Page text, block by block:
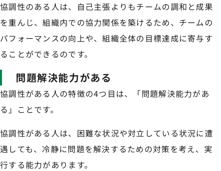
協調性のある人は、自己主張よりもチームの調和と成果
を重んじ、組織内での協力関係を築けるため、チームの
パフォーマンスの向上や、組織全体の目標達成に寄与す
ることができるのです。
問題解決能力がある
協調性がある人の特徴の4つ目は、「問題解決能力があ
る」ことです。
協調性がある人は、困難な状況や対立している状況に遭
遇しても、冷静に問題を解決するための対策を考え、実
行する能力があります。